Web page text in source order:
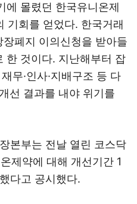
에 몰렸던 한국유니온제
기회를 얻었다. 한국거래
폐지 이의신청을 받아들
한 것이다. 지난해부터 잡
무·인사·지배구조 등 다
선 결과를 내야 위기를
본부는 전날 열린 코스닥
제약에 대해 개선기간 1
다고 공시했다.